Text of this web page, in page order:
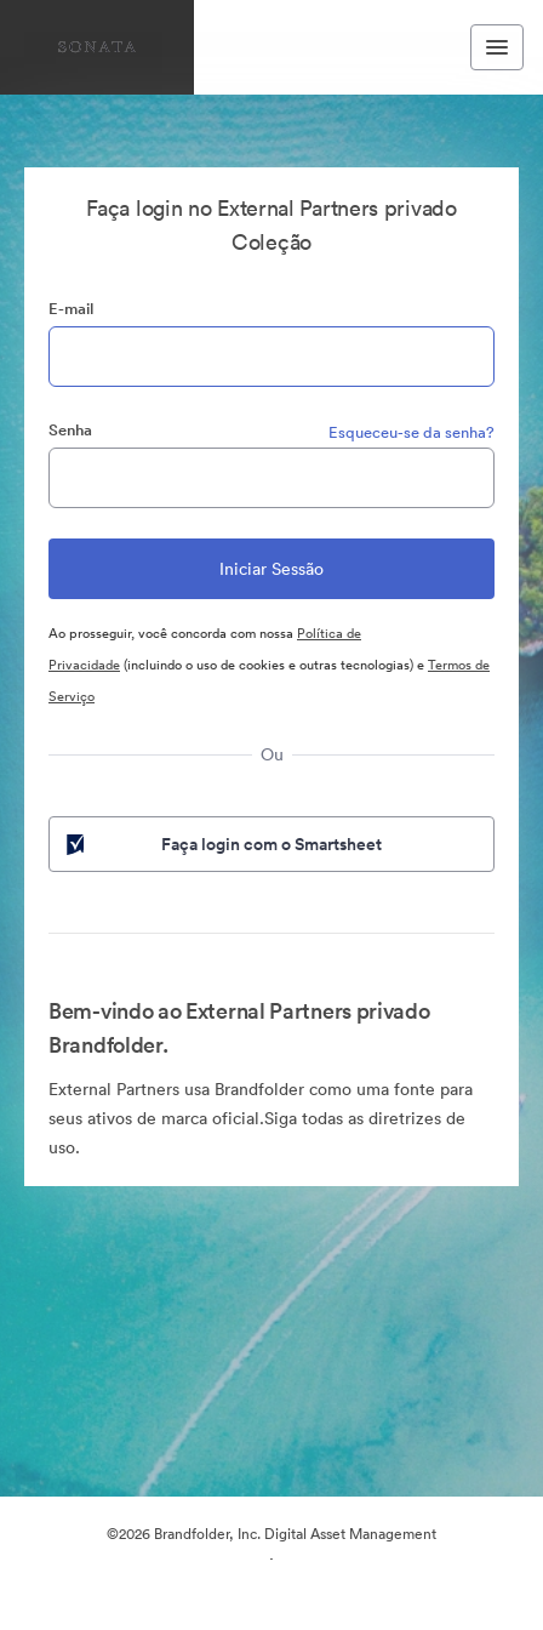
Faça login no External Partners privado
Coleção
E-mail
Senha Esqueceu-se da senha?
Ao prosseguir, você concorda com nossa Política de
Privacidade(incluindo o uso de cookies e outras tecnologias) eTermos de
Serviço
Ou
Faça login com o Smartsheet
Bem-vindo ao External Partners privado
Brandfolder.
External Partners usa Brandfolder como uma fonte para
seus ativos de marca oficial.Siga todas as diretrizes de
uso.
©2026 Brandfolder, Inc. Digital Asset Management
·